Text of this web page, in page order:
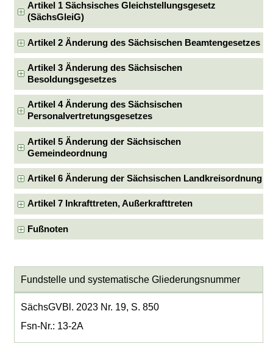
Artikel 1 Sächsisches Gleichstellungsgesetz
(SächsGleiG)
Artikel 2 Änderung des Sächsischen Beamtengesetzes
Artikel 3 Änderung des Sächsischen
Besoldungsgesetzes
Artikel 4 Änderung des Sächsischen
Personalvertretungsgesetzes
Artikel 5 Änderung der Sächsischen
Gemeindeordnung
Artikel 6 Änderung der Sächsischen Landkreisordnung
Artikel 7 Inkrafttreten, Außerkrafttreten
Fußnoten
Fundstelle und systematische Gliederungsnummer
SächsGVBl. 2023 Nr. 19, S. 850
Fsn-Nr.: 13-2A